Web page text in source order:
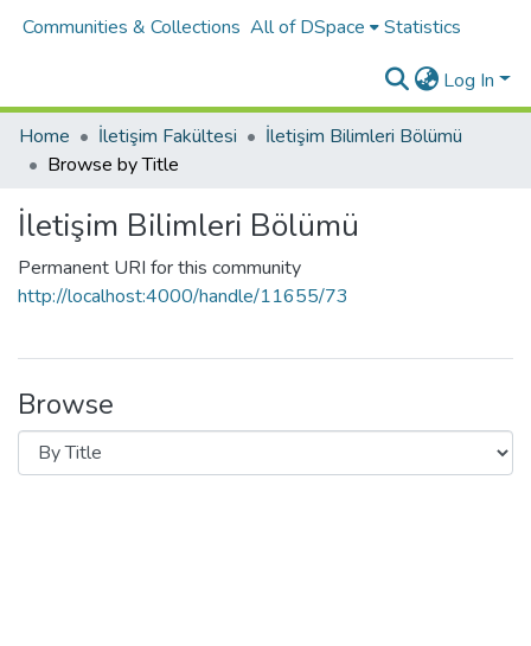
Communities & Collections All of DSpace Statistics
Log In
Home İletişim Fakültesi
İletişim Bilimleri Bölümü
Browse by Title
İletişim Bilimleri Bölümü
Permanent URI for this community
http://localhost:4000/handle/11655/73
Browse